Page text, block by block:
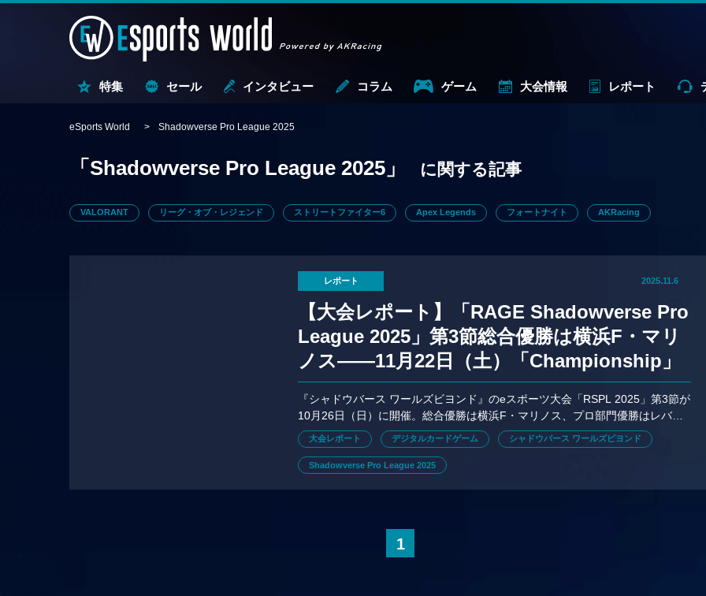
特集 セール インタビュー コラム ゲーム 大会情報 レポート
eSports World Shadowverse Pro League 2025
「Shadowverse Pro League 2025」 に関する記事
VALORANT リーグ・オブ・レジェンド ストリートファイター6 Apex Legends フォートナイト AKRacing
レポート 2025.11.6
【大会レポート】「RAGE Shadowverse Pro
League 2025」第3節総合優勝は横浜F・マリ
ノス——11月22日（土）「Championship」
でレバンガ北海道と決戦
『シャドウバース ワールズビヨンド』のeスポーツ大会「RSPL 2025」第3節が
10月26日（日）に開催。総合優勝は横浜F・マリノス、プロ部門優勝はレバン
ガ北海道。決戦は2025年11月22日（土）に開催される
大会レポート デジタルカードゲーム シャドウバース ワールズビヨンド
Shadowverse Pro League 2025
1